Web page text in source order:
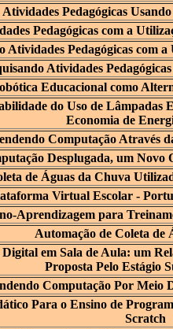
Atividades Pedagógicas
Pedagógicas com a
Atividades Pedagógicas com
Atividades
Educacional como
do Uso de Lâmpadas
Economia de
Computação Através
Desplugada, um Novo
de Águas da Chuva
Virtual Escolar -
Aprendizagem para
Automação de Coleta de
em Sala de Aula: um
Proposta Pelo Estágio
Computação Por Meio
Para o Ensino de
Scratch